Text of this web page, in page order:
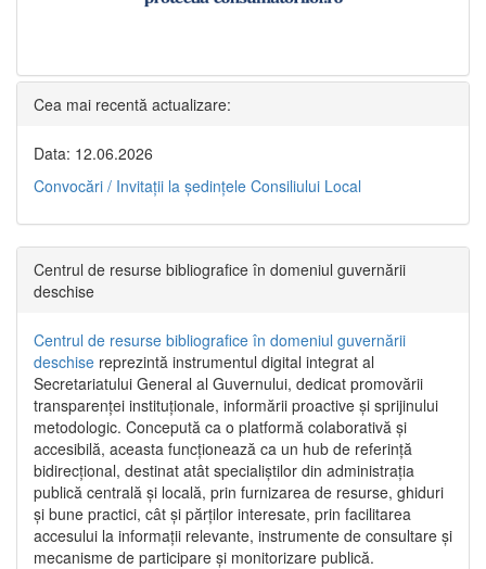
Cea mai recentă actualizare:
Data: 12.06.2026
Convocări / Invitaţii la şedinţele Consiliului Local
Centrul de resurse bibliografice în domeniul guvernării
deschise
Centrul de resurse bibliografice în domeniul guvernării
deschise reprezintă instrumentul digital integrat al
Secretariatului General al Guvernului, dedicat promovării
transparenței instituționale, informării proactive și sprijinului
metodologic. Concepută ca o platformă colaborativă și
accesibilă, aceasta funcționează ca un hub de referință
bidirecțional, destinat atât specialiștilor din administrația
publică centrală și locală, prin furnizarea de resurse, ghiduri
și bune practici, cât și părților interesate, prin facilitarea
accesului la informații relevante, instrumente de consultare și
mecanisme de participare și monitorizare publică.